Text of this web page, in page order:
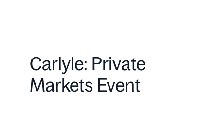
Carlyle: Private
Markets Event